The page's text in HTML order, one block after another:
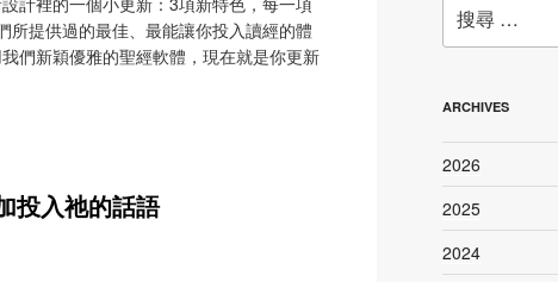
所提供過的最佳、最能讓你投入讀經的體
們新穎優雅的聖經軟體，現在就是你更新
投入祂的話語
尋：
ARCHIVES
2026
2025
2024